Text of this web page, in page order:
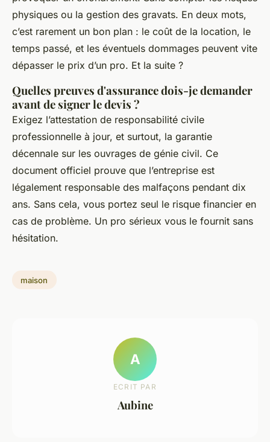
physiques ou la gestion des gravats. En deux mots,
c’est rarement un bon plan : le coût de la location, le
temps passé, et les éventuels dommages peuvent vite
dépasser le prix d’un pro. Et la suite ?
Quelles preuves d'assurance dois-je demander
avant de signer le devis ?
Exigez l’attestation de responsabilité civile
professionnelle à jour, et surtout, la garantie
décennale sur les ouvrages de génie civil. Ce
document officiel prouve que l’entreprise est
légalement responsable des malfaçons pendant dix
ans. Sans cela, vous portez seul le risque financier en
cas de problème. Un pro sérieux vous le fournit sans
hésitation.
maison
A
ECRIT PAR
Aubine